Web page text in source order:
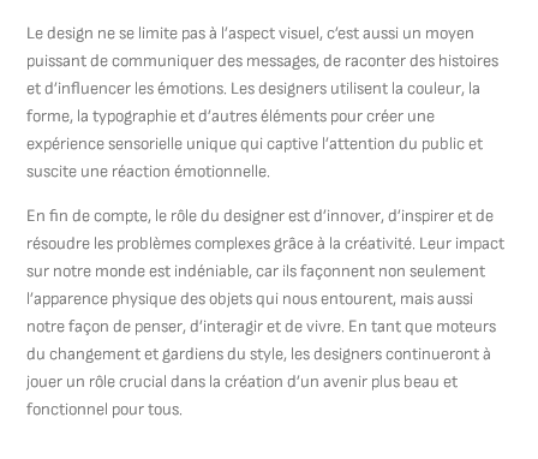
Le design ne se limite pas à l’aspect visuel, c’est aussi un moyen
puissant de communiquer des messages, de raconter des histoires
et d’influencer les émotions. Les designers utilisent la couleur, la
forme, la typographie et d’autres éléments pour créer une
expérience sensorielle unique qui captive l’attention du public et
suscite une réaction émotionnelle.
En fin de compte, le rôle du designer est d’innover, d’inspirer et de
résoudre les problèmes complexes grâce à la créativité. Leur impact
sur notre monde est indéniable, car ils façonnent non seulement
l’apparence physique des objets qui nous entourent, mais aussi
notre façon de penser, d’interagir et de vivre. En tant que moteurs
du changement et gardiens du style, les designers continueront à
jouer un rôle crucial dans la création d’un avenir plus beau et
fonctionnel pour tous.